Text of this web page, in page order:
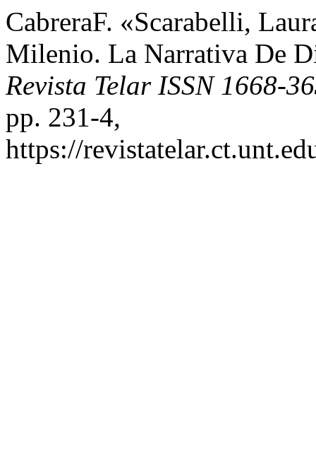
CabreraF. «Scarabelli,
Milenio. La Narrativa De
Revista Telar ISSN 1668-
pp. 231-4,
https://